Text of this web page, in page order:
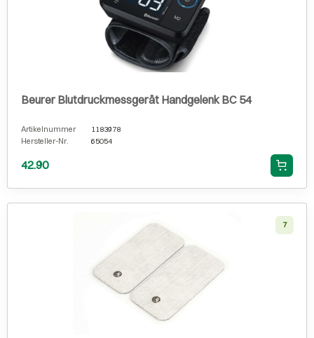
Beurer Blutdruckmessgerät Handgelenk BC 54
Artikelnummer
1183978
Hersteller-Nr.
65054
42.90
7